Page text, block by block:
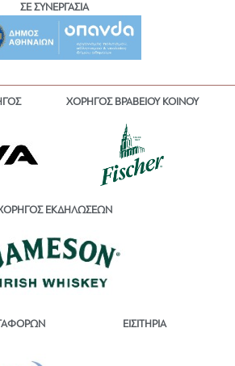
ΣΕ ΣΥΝΕΡΓΑΣΙΑ
ΧΟΡΗΓΟΣ ΒΡΑΒΕΙΟΥ ΚΟΙΝΟΥ
ΕΚΔΗΛΩΣΕΩΝ
ΕΙΣΙΤΗΡΙΑ